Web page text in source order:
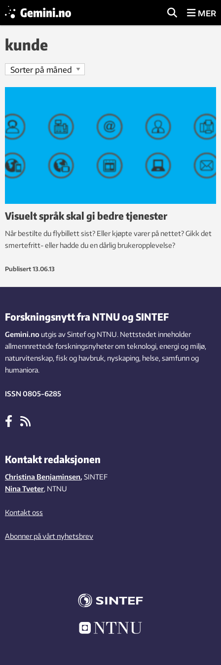
MER
kunde
Visuelt språk skal gi bedre tjenester
Når bestilte du flybillett sist? Eller kjøpte varer på nettet? Gikk det
smertefritt- eller hadde du en dårlig brukeropplevelse?
Publisert 13.06.13
Forskningsnytt fra NTNU og SINTEF
Gemini.no utgis av Sintef og NTNU. Nettstedet inneholder
allmennrettede forskningsnyheter om teknologi, energi og miljø,
naturvitenskap, fisk og havbruk, nyskaping, helse, samfunn og
humaniora.
ISSN 0805-6285
Kontakt redaksjonen
Christina Benjaminsen, SINTEF
Nina Tveter, NTNU
Kontakt oss
Abonner på vårt nyhetsbrev